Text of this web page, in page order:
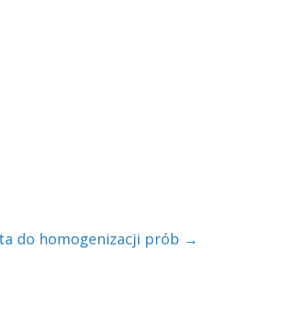
do homogenizacji prób →